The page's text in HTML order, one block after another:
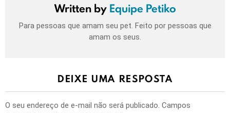
Written by Equipe Petiko
Para pessoas que amam seu pet. Feito por pessoas que
amam os seus.
DEIXE UMA RESPOSTA
O seu endereço de e-mail não será publicado. Campos